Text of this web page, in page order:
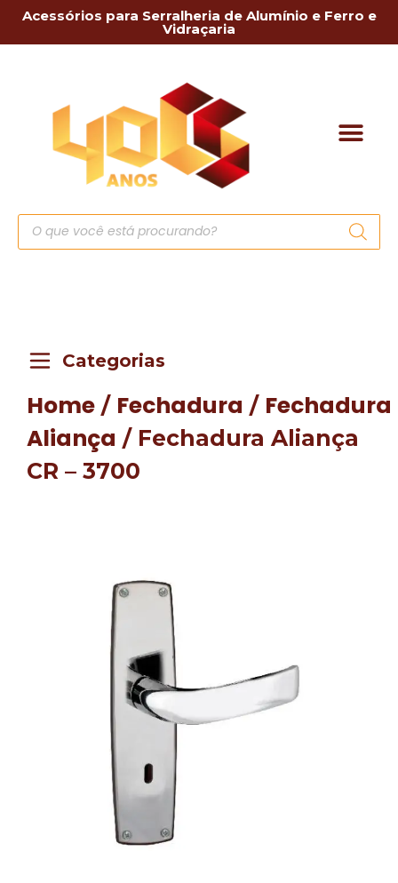
Acessórios para Serralheria de Alumínio e Ferro e
Vidraçaria
Categorias
Home / Fechadura / Fechadura
Aliança / Fechadura Aliança
CR – 3700